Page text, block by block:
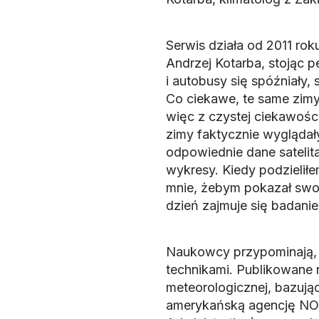
Serwis działa od 2011
Andrzej Kotarba, stojąc
i autobusy się spóźniały,
Co ciekawe, te same
więc z czystej
zimy faktycznie
odpowiednie dane
wykresy. Kiedy
mnie, żebym pokazał
dzień zajmuje się
Naukowcy
technikami. Publikowane
meteorologicznej,
amerykańską agencję